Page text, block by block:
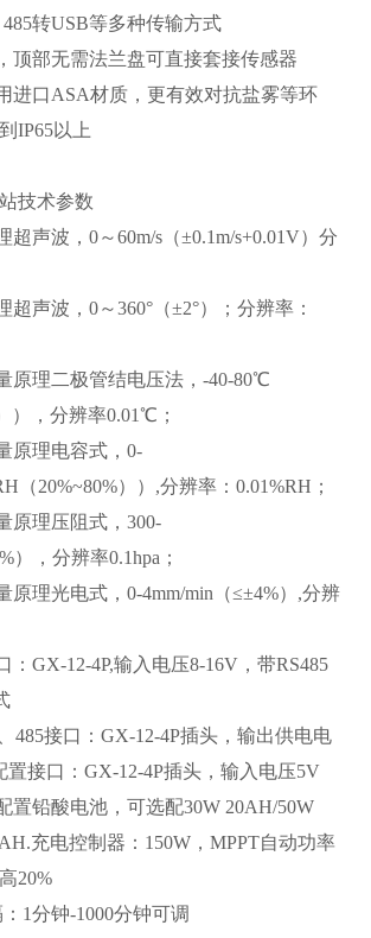
转USB等多种传输方式
顶部无需法兰盘可直接套接传感器
进口ASA材质，更有效对抗盐雾等环
IP65以上
技术参数
超声波，0～60m/s（±0.1m/s+0.01V）分
超声波，0～360°（±2°）；分辨率：
原理二极管结电压法，-40-80℃
），分辨率0.01℃；
原理电容式，0-
（20%~80%））,分辨率：0.01%RH；
原理压阻式，300-
），分辨率0.1hpa；
原理光电式，0-4mm/min（≤±4%）,分辨
：GX-12-4P,输入电压8-16V，带RS485
485接口：GX-12-4P插头，输出供电电
置接口：GX-12-4P插头，输入电压5V
置铅酸电池，可选配30W20AH/50W
充电控制器：150W，MPPT自动功率
20%
1分钟-1000分钟可调